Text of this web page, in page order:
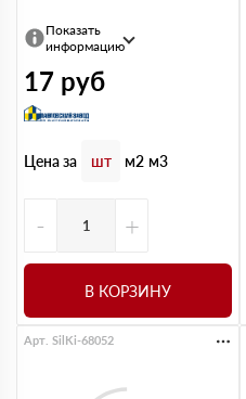
Показать
информацию
17 руб
Цена за шт м2 м3
- +
В КОРЗИНУ
Арт. SilKi-68052